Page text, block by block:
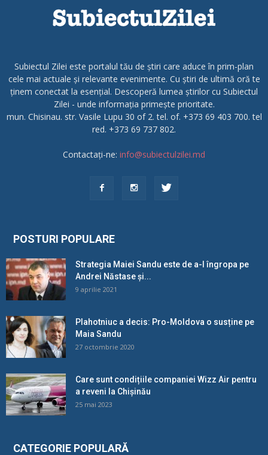
Subiectul Zilei este portalul tău de știri care aduce în prim-plan
cele mai actuale și relevante evenimente. Cu știri de ultimă oră te
ținem conectat la esențial. Descoperă lumea știrilor cu Subiectul
Zilei - unde informația primește prioritate.
mun. Chisinau. str. Vasile Lupu 30 of 2. tel. of. +373 69 403 700. tel
red. +373 69 737 802.
Contactați-ne: info@subiectulzilei.md
POSTURI POPULARE
Strategia Maiei Sandu este de a-l îngropa pe
Andrei Năstase și...
9 aprilie 2021
Plahotniuc a decis: Pro-Moldova o susține pe
Maia Sandu
27 octombrie 2020
Care sunt condițiile companiei Wizz Air pentru
a reveni la Chișinău
25 mai 2023
CATEGORIE POPULARĂ